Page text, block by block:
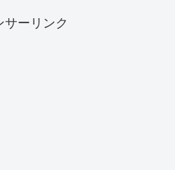
サーリンク